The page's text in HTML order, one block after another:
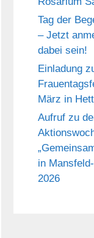
Tag der
– Jetzt
dabei sein!
Einladung
März in
Aufruf zu
in
2026